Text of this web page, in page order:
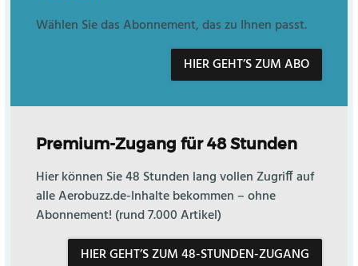
Wählen Sie das Abonnement, das zu Ihnen passt.
HIER GEHT’S ZUM ABO
Premium-Zugang für 48 Stunden
Hier können Sie 48 Stunden lang vollen Zugriff auf
alle Aerobuzz.de-Inhalte bekommen – ohne
Abonnement! (rund 7.000 Artikel)
HIER GEHT’S ZUM 48-STUNDEN-ZUGANG